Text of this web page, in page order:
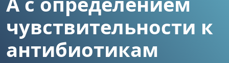
чувствительности к
антибиотикам